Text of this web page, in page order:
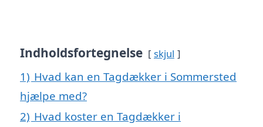
Indholdsfortegnelse skjul
1) Hvad kan en Tagdækker i Sommersted
hjælpe med?
2) Hvad koster en Tagdækker i